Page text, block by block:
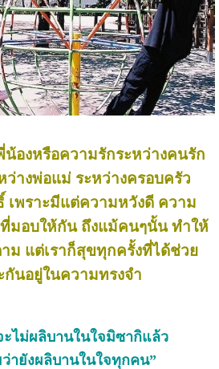
น้องหรือความรักระหว่างคนรัก
ว่างพ่อแม่ ระหว่างครอบครัว
เพราะมีแต่ความหวังดี ความ
มอบให้กัน ถึงแม้คนๆนั้น ทำให้
ม แต่เราก็สุขทุกครั้งที่ได้ช่วย
นอยู่ในความทรงจำ
ไม่ผลิบานในใจมิซากิแล้ว
ายังผลิบานในใจทุกคน”